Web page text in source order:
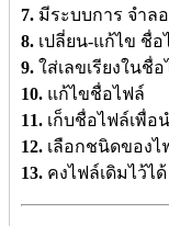
7. มีระบบการ จำล
8. เปลี่ยน-แก้ไข ชื่
9. ใส่เลขเรียงในชื่
10. แก้ไขชื่อไฟล์
11. เก็บชื่อไฟล์เพื่อ
12. เลือกชนิดของไ
13. คงไฟล์เดิมไว้ได้